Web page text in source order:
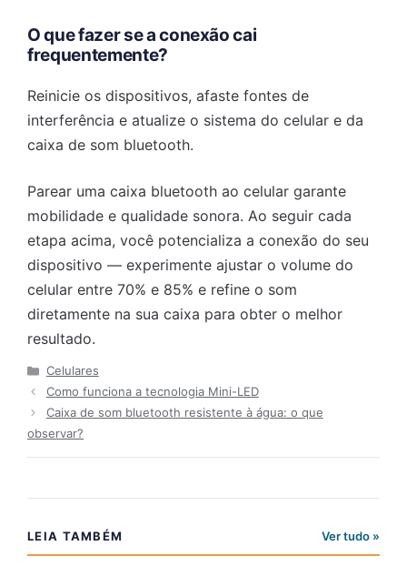
O que fazer se a conexão cai
frequentemente?
Reinicie os dispositivos, afaste fontes de
interferência e atualize o sistema do celular e da
caixa de som bluetooth.
Parear uma caixa bluetooth ao celular garante
mobilidade e qualidade sonora. Ao seguir cada
etapa acima, você potencializa a conexão do seu
dispositivo — experimente ajustar o volume do
celular entre 70% e 85% e refine o som
diretamente na sua caixa para obter o melhor
resultado.
Categorias
Celulares
Como funciona a tecnologia Mini-LED
Caixa de som bluetooth resistente à água: o que
observar?
LEIA TAMBÉM Ver tudo »